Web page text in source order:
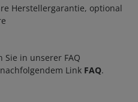
Herstellergarantie, optional
in unserer FAQ
Link FAQ.